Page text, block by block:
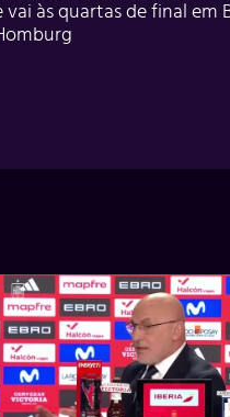
vai às quartas de final em